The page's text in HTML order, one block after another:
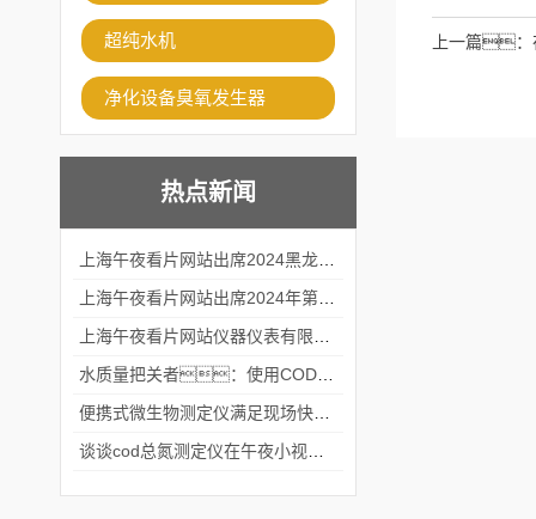
超纯水机
净化设备臭氧发生器
热点新闻
上一篇：